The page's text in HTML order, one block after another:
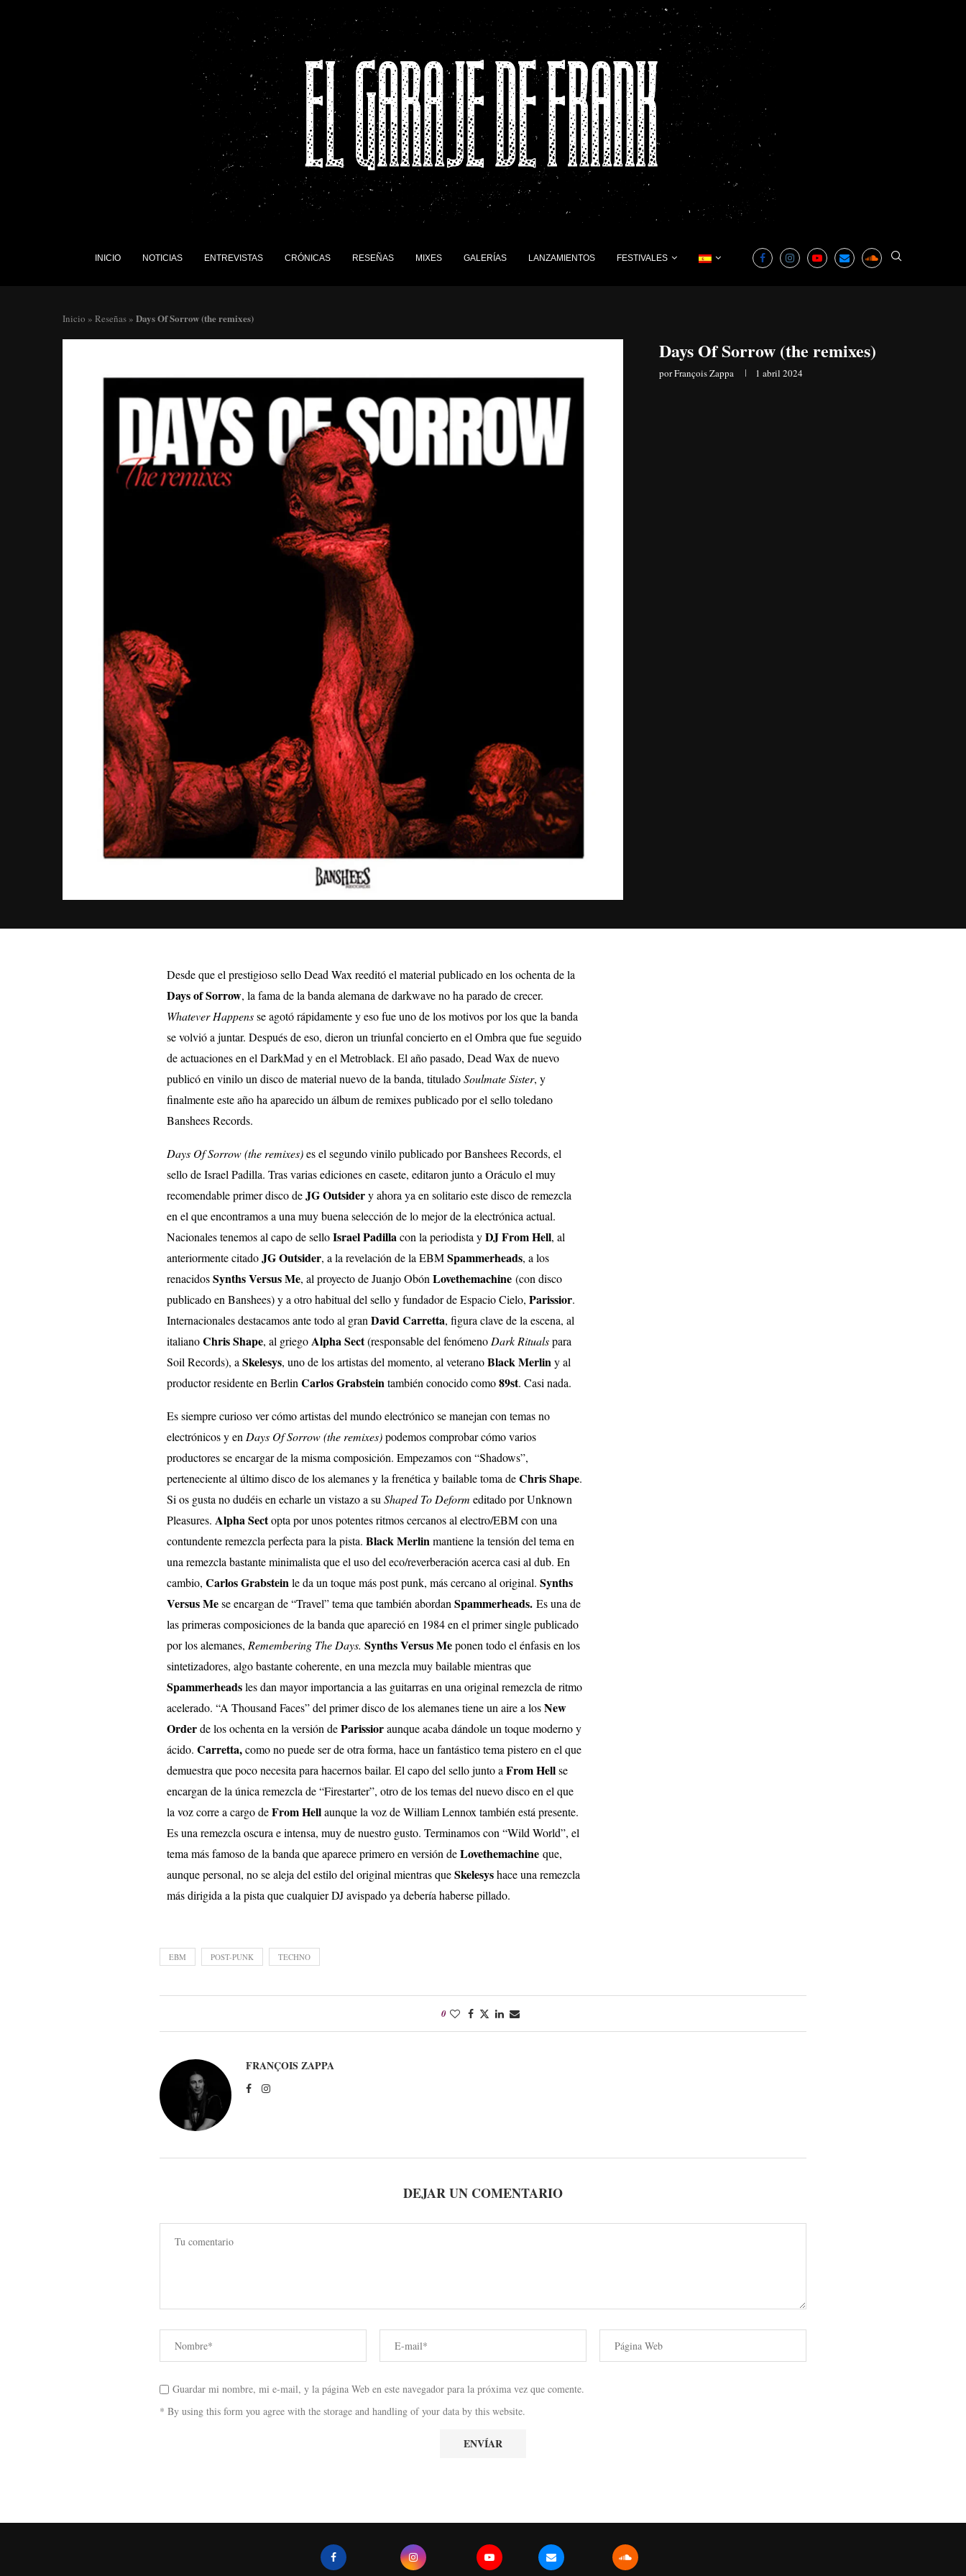
INICIO NOTICIAS ENTREVISTAS CRÓNICAS RESEÑAS MIXES GALERÍAS LANZAMIENTOS FESTIVALES
Inicio » Reseñas » Days Of Sorrow (the remixes)
Days Of Sorrow (the remixes)
porFrançois Zappa 1 abril 2024
Desde que el prestigioso sello Dead Wax reeditó el material publicado en los ochenta de la
Days of Sorrow, la fama de la banda alemana de darkwave no ha parado de crecer.
Whatever Happensse agotó rápidamente y eso fue uno de los motivos por los que la banda
se volvió a juntar. Después de eso, dieron un triunfal concierto en el Ombra que fue seguido
de actuaciones en el DarkMad y en el Metroblack. El año pasado, Dead Wax de nuevo
publicó en vinilo un disco de material nuevo de la banda, tituladoSoulmate Sister, y
finalmente este año ha aparecido un álbum de remixes publicado por el sello toledano
Banshees Records.
Days Of Sorrow (the remixes)es el segundo vinilo publicado por Banshees Records, el
sello de Israel Padilla. Tras varias ediciones en casete, editaron junto a Oráculo el muy
recomendable primer disco deJG Outsidery ahora ya en solitario este disco de remezcla
en el que encontramos a una muy buena selección de lo mejor de la electrónica actual.
Nacionales tenemos al capo de selloIsrael Padillacon la periodista yDJ From Hell, al
anteriormente citadoJG Outsider, a la revelación de la EBMSpammerheads, a los
renacidosSynths Versus Me, al proyecto de Juanjo Obón Lovethemachine (con disco
publicado en Banshees) y a otro habitual del sello y fundador de Espacio Cielo, Parissior.
Internacionales destacamos ante todo al gran David Carretta, figura clave de la escena, al
italianoChris Shape, al griegoAlpha Sect(responsable del fenómeno Dark Ritualspara
Soil Records), a Skelesys, uno de los artistas del momento, al veteranoBlack Merliny al
productor residente en Berlin Carlos Grabsteintambién conocido como89st. Casi nada.
Es siempre curioso ver cómo artistas del mundo electrónico se manejan con temas no
electrónicos y en Days Of Sorrow (the remixes)podemos comprobar cómo varios
productores se encargar de la misma composición. Empezamos con “Shadows”,
perteneciente al último disco de los alemanes y la frenética y bailable toma deChris Shape.
Si os gusta no dudéis en echarle un vistazo a su Shaped To Deform editado por Unknown
Pleasures. Alpha Sectopta por unos potentes ritmos cercanos al electro/EBM con una
contundente remezcla perfecta para la pista. Black Merlinmantiene la tensión del tema en
una remezcla bastante minimalista que el uso del eco/reverberación acerca casi al dub. En
cambio, Carlos Grabsteinle da un toque más post punk, más cercano al original. Synths
Versus Mese encargan de “Travel” tema que también abordan Spammerheads. Es una de
las primeras composiciones de la banda que apareció en 1984 en el primer single publicado
por los alemanes, Remembering The Days. Synths Versus Meponen todo el énfasis en los
sintetizadores, algo bastante coherente, en una mezcla muy bailable mientras que
Spammerheadsles dan mayor importancia a las guitarras en una original remezcla de ritmo
acelerado. “A Thousand Faces” del primer disco de los alemanes tiene un aire a losNew
Orderde los ochenta en la versión deParissioraunque acaba dándole un toque moderno y
ácido. Carretta,como no puede ser de otra forma, hace un fantástico tema pistero en el que
demuestra que poco necesita para hacernos bailar. El capo del sello junto a From Hellse
encargan de la única remezcla de “Firestarter”, otro de los temas del nuevo disco en el que
la voz corre a cargo deFrom Hellaunque la voz de William Lennox también está presente.
Es una remezcla oscura e intensa, muy de nuestro gusto. Terminamos con “Wild World”, el
tema más famoso de la banda que aparece primero en versión deLovethemachine que,
aunque personal, no se aleja del estilo del original mientras queSkelesyshace una remezcla
más dirigida a la pista que cualquier DJ avispado ya debería haberse pillado.
EBM POST-PUNK TECHNO
0
FRANÇOIS ZAPPA
DEJAR UN COMENTARIO
Guardar mi nombre, mi e-mail, y la página Web en este navegador para la próxima vez que comente.
* By using this form you agree with the storage and handling of your data by this website.